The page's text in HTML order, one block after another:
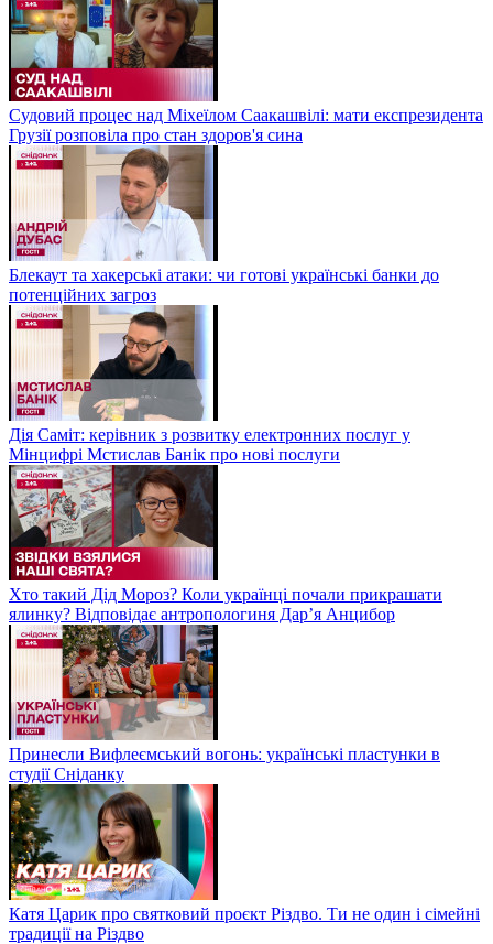
Судовий процес над Міхеїлом Саакашвілі: мати експрезидента
Грузії розповіла про стан здоров'я сина
Блекаут та хакерські атаки: чи готові українські банки до
потенційних загроз
Дія Саміт: керівник з розвитку електронних послуг у
Мінцифрі Мстислав Банік про нові послуги
Хто такий Дід Мороз? Коли українці почали прикрашати
ялинку? Відповідає антропологиня Дарʼя Анцибор
Принесли Вифлеємський вогонь: українські пластунки в
студії Сніданку
Катя Царик про святковий проєкт Різдво. Ти не один і сімейні
традиції на Різдво